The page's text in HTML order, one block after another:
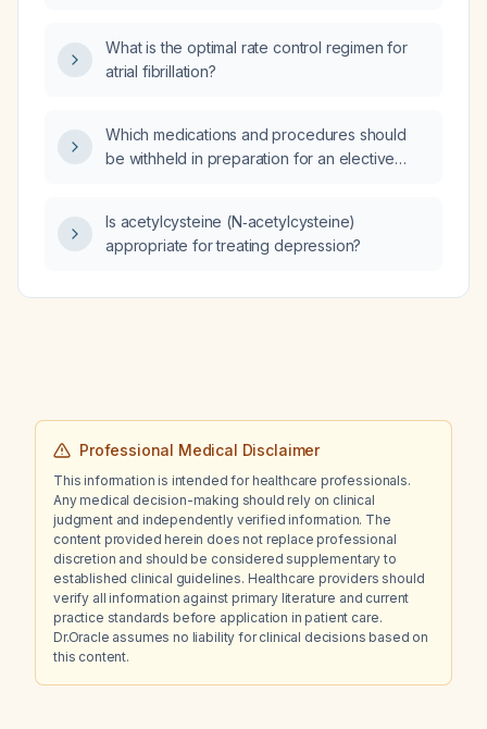
What is the optimal rate control regimen for
atrial fibrillation?
Which medications and procedures should
be withheld in preparation for an elective
Is acetylcysteine (N‑acetylcysteine)
appropriate for treating depression?
Professional Medical Disclaimer
This information is intended for healthcare professionals.
Any medical decision-making should rely on clinical
judgment and independently verified information. The
content provided herein does not replace professional
discretion and should be considered supplementary to
established clinical guidelines. Healthcare providers should
verify all information against primary literature and current
practice standards before application in patient care.
Dr.Oracle assumes no liability for clinical decisions based on
this content.